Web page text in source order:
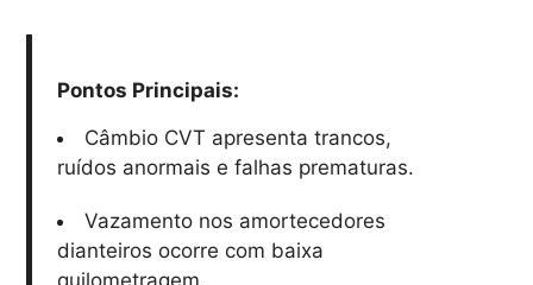
Pontos Principais:
Câmbio CVT apresenta trancos,
ruídos anormais e falhas prematuras.
Vazamento nos amortecedores
dianteiros ocorre com baixa
quilometragem.